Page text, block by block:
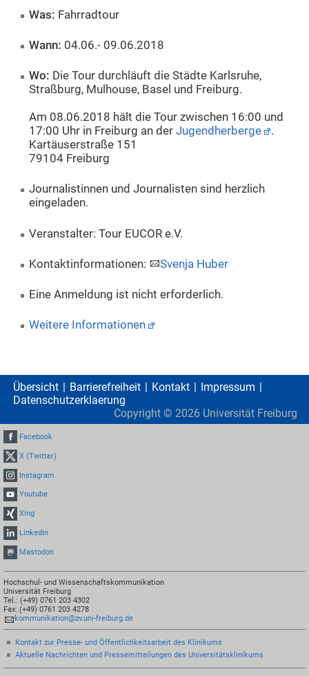
Was: Fahrradtour
Wann: 04.06.- 09.06.2018
Wo: Die Tour durchläuft die Städte Karlsruhe,
Straßburg, Mulhouse, Basel und Freiburg.
Am 08.06.2018 hält die Tour zwischen 16:00 und
17:00 Uhr in Freiburg an derJugendherberge
.
Kartäuserstraße 151
79104 Freiburg
Journalistinnen und Journalisten sind herzlich
eingeladen.
Veranstalter: Tour EUCOR e.V.
Kontaktinformationen: Svenja Huber
Eine Anmeldung ist nicht erforderlich.
Weitere Informationen
Übersicht Barrierefreiheit Kontakt
Impressum
Datenschutzerklaerung
Copyright © 2026 Universität Freiburg
Facebook
X (Twitter)
Instagram
Youtube
Xing
LinkedIn
Mastodon
Hochschul- und Wissenschaftskommunikation
Universität Freiburg
Tel.: (+49) 0761 203 4302
Fax: (+49) 0761 203 4278
kommunikation@zv.uni-freiburg.de
Kontakt zur Presse- und Öffentlichkeitsarbeit des Klinikums
Aktuelle Nachrichten und Pressemitteilungen des Universitätsklinikums